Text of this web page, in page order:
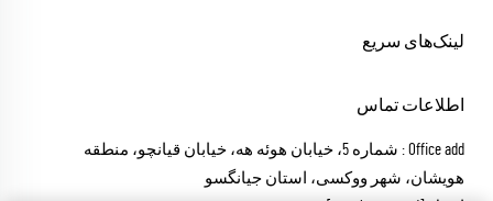
لینک‌های سریع
اطلاعات تماس
Office add : شماره 5، خیابان هوئه هه، خیابان قیانچو، منطقه
هویشان، شهر ووکسی، استان جیانگسو